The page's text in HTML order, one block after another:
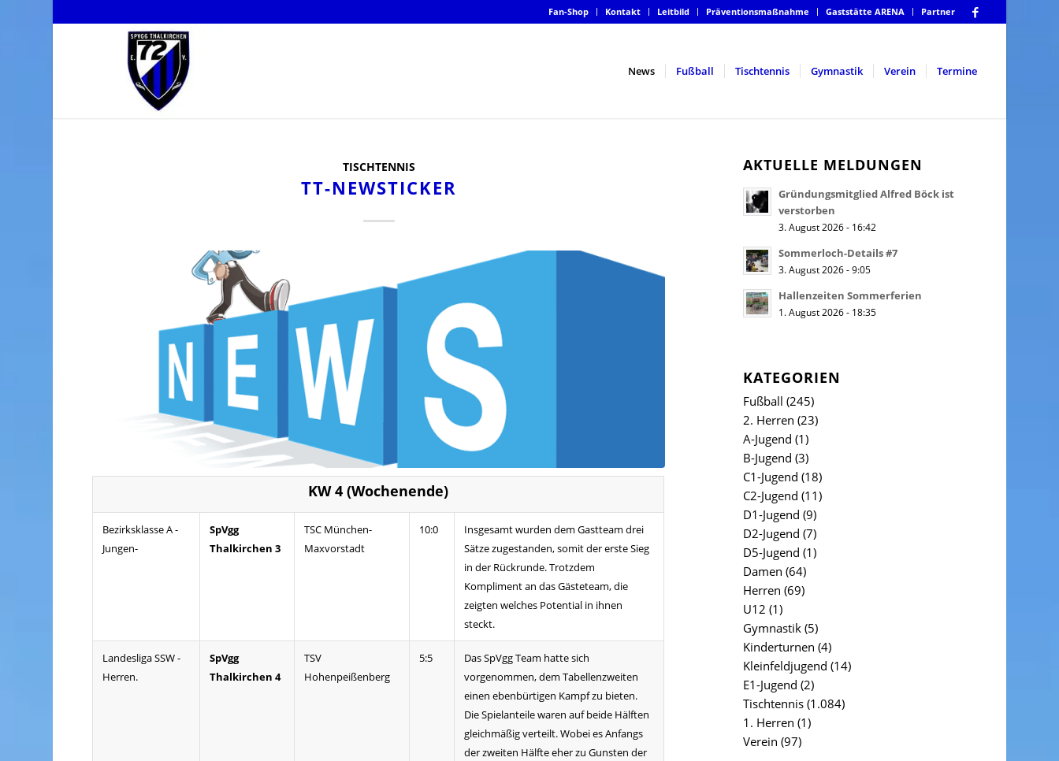
Fan-Shop Kontakt Leitbild Präventionsmaßnahme Gaststätte ARENA Partner
News Fußball Tischtennis Gymnastik Verein Termine
TISCHTENNIS
TT-NEWSTICKER
KW 4 (Wochenende)
Bezirksklasse A -
Jungen-
SpVgg
Thalkirchen 3
TSC München-
Maxvorstadt
10:0
Insgesamt wurden dem Gastteam drei
Sätze zugestanden, somit der erste Sieg
in der Rückrunde. Trotzdem
Kompliment an das Gästeteam, die
zeigten welches Potential in ihnen
steckt.
Landesliga SSW -
Herren.
SpVgg
Thalkirchen 4
TSV
Hohenpeißenberg
5:5
Das SpVgg Team hatte sich
vorgenommen, dem Tabellenzweiten
einen ebenbürtigen Kampf zu bieten.
Die Spielanteile waren auf beide Hälften
gleichmäßig verteilt. Wobei es Anfangs
der zweiten Hälfte eher zu Gunsten der
AKTUELLE MELDUNGEN
Gründungsmitglied Alfred Böck ist
verstorben
3. August 2026 - 16:42
Sommerloch-Details #7
3. August 2026 - 9:05
Hallenzeiten Sommerferien
1. August 2026 - 18:35
KATEGORIEN
Fußball (245)
2. Herren (23)
A-Jugend (1)
B-Jugend (3)
C1-Jugend (18)
C2-Jugend (11)
D1-Jugend (9)
D2-Jugend (7)
D5-Jugend (1)
Damen (64)
Herren (69)
U12 (1)
Gymnastik(5)
Kinderturnen (4)
Kleinfeldjugend (14)
E1-Jugend (2)
Tischtennis(1.084)
1. Herren (1)
Verein (97)